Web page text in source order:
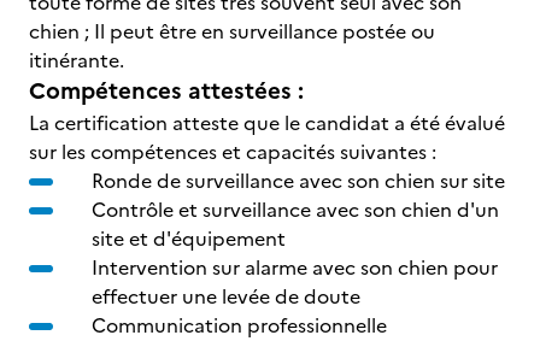
chien ; Il peut être en surveillance postée ou
itinérante.
Compétences attestées :
La certification atteste que le candidat a été évalué
sur les compétences et capacités suivantes :
Ronde de surveillance avec son chien sur site
Contrôle et surveillance avec son chien d'un
site et d'équipement
Intervention sur alarme avec son chien pour
effectuer une levée de doute
Communication professionnelle